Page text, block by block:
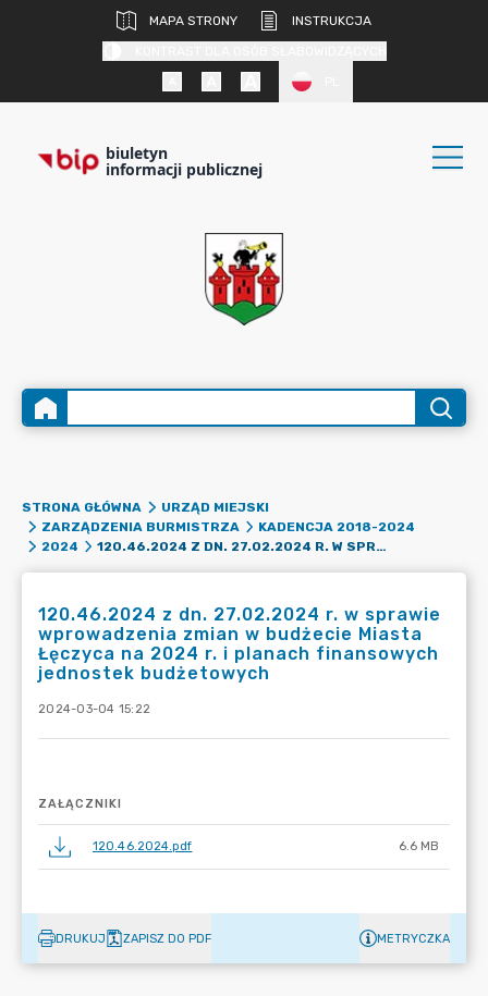
MAPA STRONY
INSTRUKCJA
biuletyn
informacji publicznej
STRONA GŁÓWNA
URZĄD MIEJSKI
ZARZĄDZENIA BURMISTRZA
KADENCJA 2018-2024
2024
120.46.2024 Z DN. 27.02.2024 R. W SPRAWIE WPROWADZENIA ZMIAN W BUDŻECIE MIASTA ŁĘCZYCA NA 2024 R. I PLANACH FINANSOWYCH JEDNOSTEK BUDŻETOWYCH
120.46.2024 z dn. 27.02.2024 r. w sprawie
wprowadzenia zmian w budżecie Miasta
Łęczyca na 2024 r. i planach finansowych
jednostek budżetowych
2024-03-04 15:22
ZAŁĄCZNIKI
120.46.2024.pdf 6.6 MB
DRUKUJ ZAPISZ DO PDF METRYCZKA